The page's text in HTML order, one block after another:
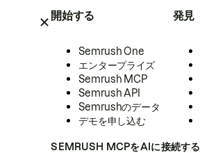
開始する
Semrush One
エンタープライズ
Semrush MCP
Semrush API
Semrushのデータ
デモを申し込む
発見
SEMRUSH MCPをAIに接続する